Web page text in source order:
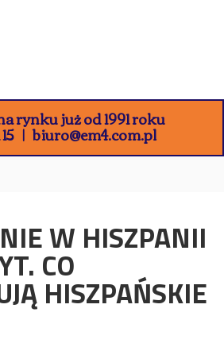
rynku już od 1991 roku
biuro@em4.com.pl
W HISZPANII
CO
HISZPAŃSKIE